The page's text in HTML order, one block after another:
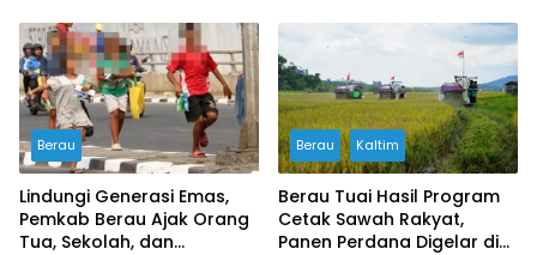
Serikat Buruh Soroti
Prosedur PHK
Berau
Lindungi Generasi Emas,
Pemkab Berau Ajak Orang
Tua, Sekolah, dan
Berau Kaltim
Berau Tuai Hasil Program
Cetak Sawah Rakyat,
Panen Perdana Digelar di